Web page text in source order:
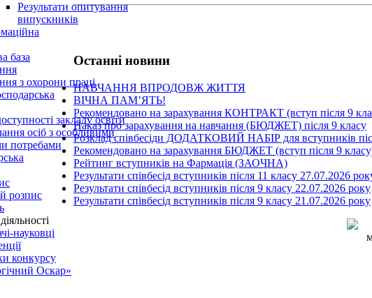
Результати опитування
випускників
база
з охорони праці
закладу освіти
осіб з особливими
потребами
розпис
науковці
конкурсу
Оскар»
Останні новини
НАВЧАННЯ ВПРОДОВЖ ЖИТТЯ
ВІЧНА ПАМʼЯТЬ!
Рекомендовано на зарахування КОНТРАКТ (вступ після 9
Наказ про зарахування на навчання (БЮДЖЕТ) після 9 класу
Розклад співбесіди ДОДАТКОВИЙ НАБІР для вступників
Рекомендовано на зарахування БЮДЖЕТ (вступ після 9
Рейтинг вступників на Фармація (ЗАОЧНА)
Результати співбесід вступників після 11 класу 27.07.2026
Результати співбесід вступників після 9 класу 22.07.2026 року
Результати співбесід вступників після 9 класу 21.07.2026 року